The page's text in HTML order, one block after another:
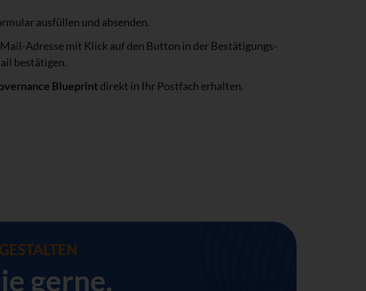
ausfüllen und absenden.
Adresse mit Klick auf den Button in der Bestätigungs-
bestätigen.
Blueprint direkt in Ihr Postfach erhalten.
gerne.